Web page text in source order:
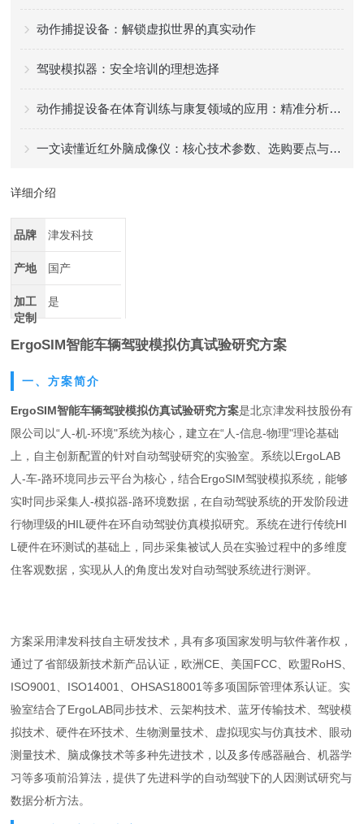
动作捕捉设备：解锁虚拟世界的真实动作
驾驶模拟器：安全培训的理想选择
动作捕捉设备在体育训练与康复领域的应用：精准分析，提升效率
一文读懂近红外脑成像仪：核心技术参数、选购要点与不同场景适配方案指南
详细介绍
品牌 津发科技
产地 国产
加工
定制
是
ErgoSIM智能车辆驾驶模拟仿真试验研究方案
一、方案简介
ErgoSIM智能车辆驾驶模拟仿真试验研究方案是北京津发科技股份有
限公司以“人-机-环境"系统为核心，建立在“人-信息-物理"理论基础
上，自主创新配置的针对自动驾驶研究的实验室。系统以ErgoLAB
人-车-路环境同步云平台为核心，结合ErgoSIM驾驶模拟系统，能够
实时同步采集人-模拟器-路环境数据，在自动驾驶系统的开发阶段进
行物理级的HIL硬件在环自动驾驶仿真模拟研究。系统在进行传统HI
L硬件在环测试的基础上，同步采集被试人员在实验过程中的多维度
住客观数据，实现从人的角度出发对自动驾驶系统进行测评。
方案采用津发科技自主研发技术，具有多项国家发明与软件著作权，
通过了省部级新技术新产品认证，欧洲CE、美国FCC、欧盟RoHS、
ISO9001、ISO14001、OHSAS18001等多项国际管理体系认证。实
验室结合了ErgoLAB同步技术、云架构技术、蓝牙传输技术、驾驶模
拟技术、硬件在环技术、生物测量技术、虚拟现实与仿真技术、眼动
测量技术、脑成像技术等多种先进技术，以及多传感器融合、机器学
习等多项前沿算法，提供了先进科学的自动驾驶下的人因测试研究与
数据分析方法。